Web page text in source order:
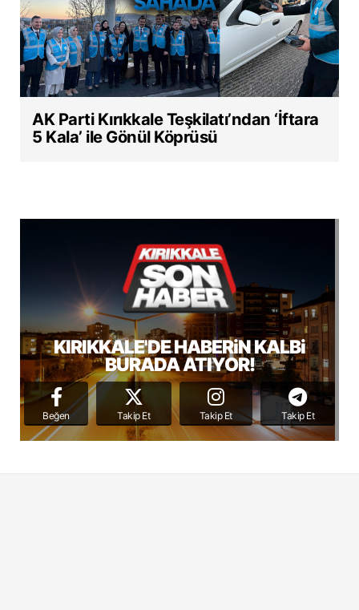
AK Parti Kırıkkale Teşkilatı’ndan ‘İftara
5 Kala’ ile Gönül Köprüsü
KIRIKKALE'DE HABERiN KALBi
BURADA ATIYOR!
Beğen Takip Et Takip Et Takip Et